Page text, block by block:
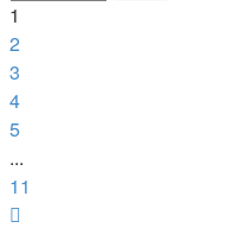
1
2
3
4
5
...
11